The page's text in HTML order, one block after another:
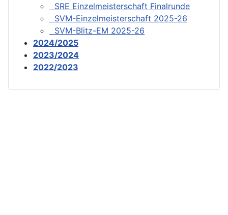
SRE Einzelmeisterschaft Finalrunde
SVM-Einzelmeisterschaft 2025-26
SVM-Blitz-EM 2025-26
2024/2025
2023/2024
2022/2023